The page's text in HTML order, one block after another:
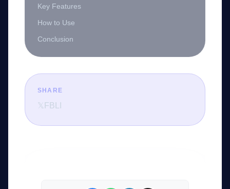
Key Features
How to Use
Conclusion
SHARE
𝕏 FB